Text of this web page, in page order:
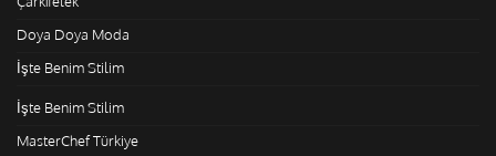
Doya Doya Moda
İşte Benim Stilim
İşte Benim Stilim
MasterChef Türkiye